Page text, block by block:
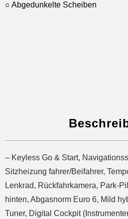
○ Abgedunkelte Scheiben
– Keyless Go & Start,
Sitzheizung fahrer/Beifahrer,
Lenkrad, Rückfahrkamera, Park-
hinten, Abgasnorm Euro 6, Mild
Tuner, Digital Cockpit